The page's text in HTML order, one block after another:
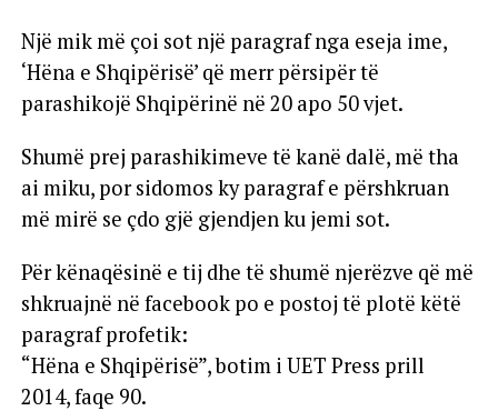
Një mik më çoi sot një paragraf nga eseja ime,
‘Hëna e Shqipërisë’ që merr përsipër të
parashikojë Shqipërinë në 20 apo 50 vjet.
Shumë prej parashikimeve të kanë dalë, më tha
ai miku, por sidomos ky paragraf e përshkruan
më mirë se çdo gjë gjendjen ku jemi sot.
Për kënaqësinë e tij dhe të shumë njerëzve që më
shkruajnë në facebook po e postoj të plotë këtë
paragraf profetik:
“Hëna e Shqipërisë”, botim i UET Press prill
2014, faqe 90.